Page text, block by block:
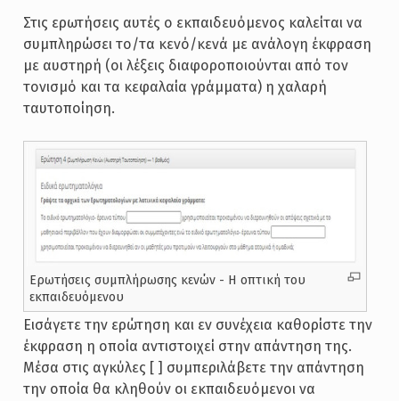
Στις ερωτήσεις αυτές ο εκπαιδευόμενος καλείται να
συμπληρώσει το/τα κενό/κενά με ανάλογη έκφραση
με αυστηρή (οι λέξεις διαφοροποιούνται από τον
τονισμό και τα κεφαλαία γράμματα) η χαλαρή
ταυτοποίηση.
Ερωτήσεις συμπλήρωσης κενών - Η οπτική του
εκπαιδευόμενου
Εισάγετε την ερώτηση και εν συνέχεια καθορίστε την
έκφραση η οποία αντιστοιχεί στην απάντηση της.
Μέσα στις αγκύλες [ ] συμπεριλάβετε την απάντηση
την οποία θα κληθούν οι εκπαιδευόμενοι να